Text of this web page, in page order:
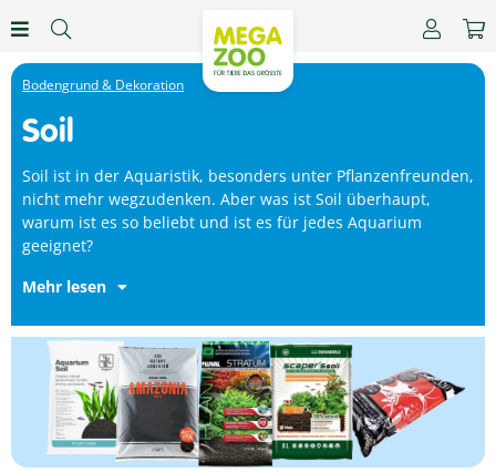
Bodengrund & Dekoration
Soil
Soil ist in der Aquaristik, besonders unter Pflanzenfreunden,
nicht mehr wegzudenken. Aber was ist Soil überhaupt,
warum ist es so beliebt und ist es für jedes Aquarium
geeignet?
Mehr lesen